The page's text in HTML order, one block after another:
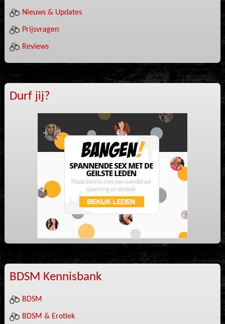
Nieuws & Updates
Prijsvragen
Reviews
Durf jij?
BDSM Kennisbank
BDSM
BDSM & Erotiek